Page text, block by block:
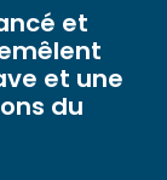
et
et une
du